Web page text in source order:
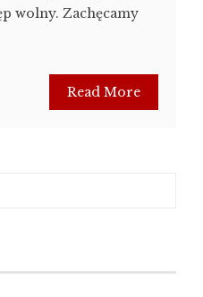
wolny. Zachęcamy
Read More